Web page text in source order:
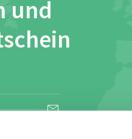
und